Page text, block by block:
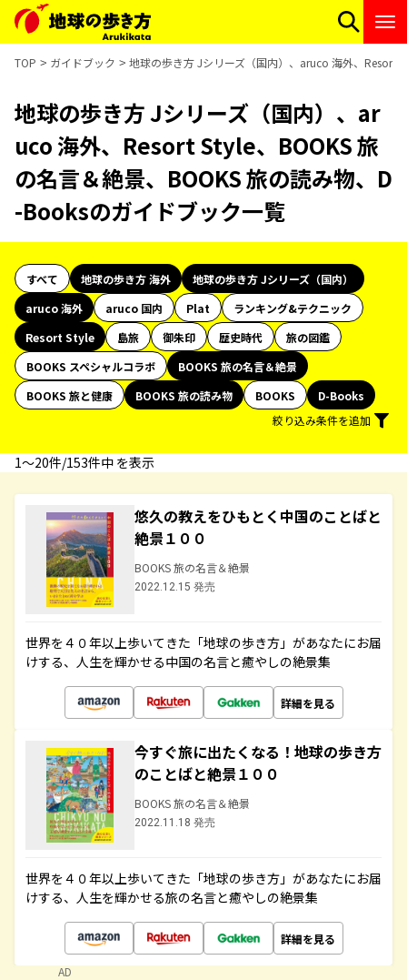
TOP ガイドブック 地球の歩き方 Jシリーズ（国内）、aruco 海外、Resort
地球の歩き方 Jシリーズ（国内）、ar
uco 海外、Resort Style、BOOKS 旅
の名言＆絶景、BOOKS 旅の読み物、D
-Booksのガイドブック一覧
すべて 地球の歩き方 海外
地球の歩き方 Jシリーズ（国内）
aruco 海外
aruco 国内 Plat
ランキング&テクニック
Resort Style
島旅 御朱印 歴史時代
旅の図鑑
BOOKS スペシャルコラボ
BOOKS 旅の名言＆絶景
BOOKS 旅と健康
BOOKS 旅の読み物 BOOKS
D-Books
絞り込み条件を追加
1〜20件/153件中 を表示
悠久の教えをひもとく中国のことばと
絶景１００
BOOKS 旅の名言＆絶景
2022.12.15 発売
世界を４０年以上歩いてきた「地球の歩き方」があなたにお届
けする、人生を輝かせる中国の名言と癒やしの絶景集
詳細を見る
今すぐ旅に出たくなる！地球の歩き方
のことばと絶景１００
BOOKS 旅の名言＆絶景
2022.11.18 発売
世界を４０年以上歩いてきた「地球の歩き方」があなたにお届
けする、人生を輝かせる旅の名言と癒やしの絶景集
詳細を見る
AD